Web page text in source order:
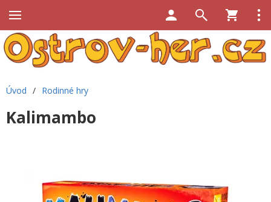
Úvod / Rodinné hry
Kalimambo